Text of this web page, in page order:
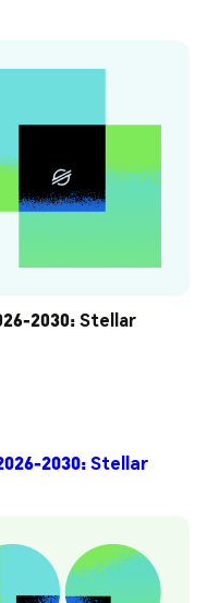
2030: Stellar
2030: Stellar